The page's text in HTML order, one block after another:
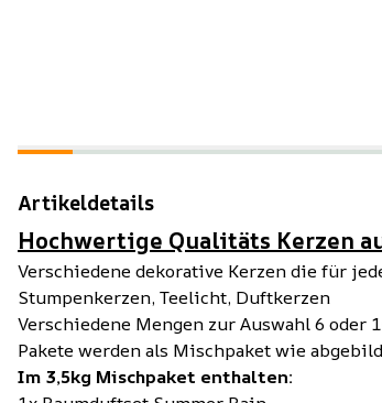
Artikeldetails
Hochwertige Qualitäts Kerzen
Verschiedene dekorative Kerzen die für
Stumpenkerzen, Teelicht, Duftkerzen
Verschiedene Mengen zur Auswahl 6 oder
Pakete werden als Mischpaket wie
Im 3,5kg Mischpaket enthalten: